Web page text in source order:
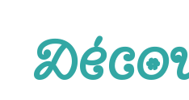
content